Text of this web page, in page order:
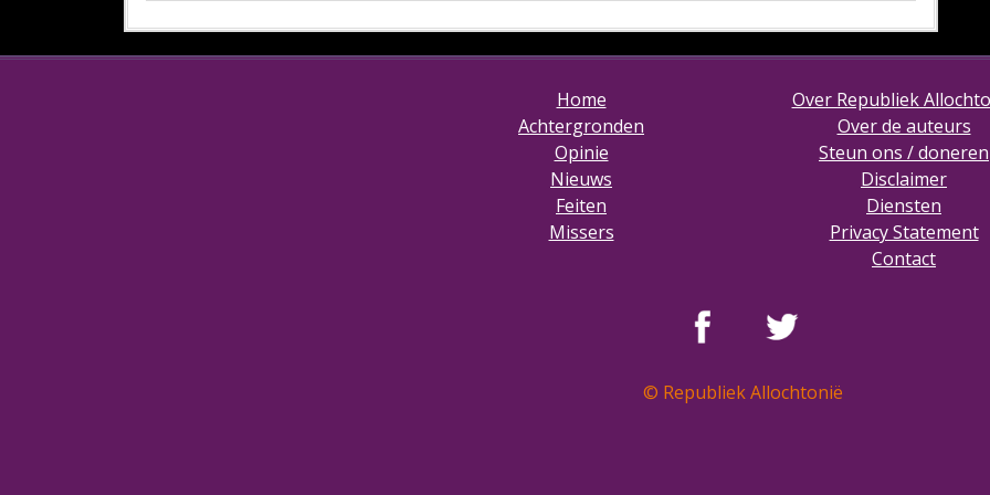
Home
Achtergronden
Opinie
Nieuws
Feiten
Missers
Over Republiek
Over de auteurs
Steun ons / doneren
Disclaimer
Diensten
Privacy Statement
Contact
© Republiek Allochtonië